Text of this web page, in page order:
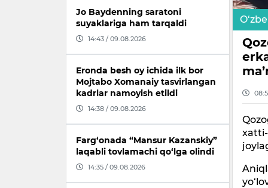
Jo Baydenning saratoni
suyaklariga ham tarqaldi
14:43 / 09.08.2026
Eronda besh oy ichida ilk bor
Mojtabo Xomanaiy tasvirlangan
kadrlar namoyish etildi
14:38 / 09.08.2026
Farg‘onada “Mansur Kazanskiy”
laqabli tovlamachi qo‘lga olindi
14:35 / 09.08.2026